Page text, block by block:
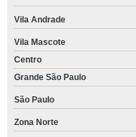
Vila Andrade
Vila Mascote
Centro
Grande São Paulo
São Paulo
Zona Norte